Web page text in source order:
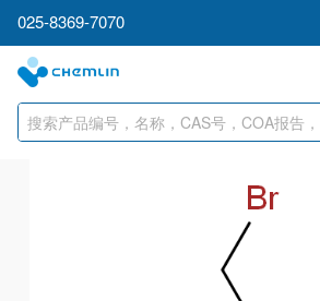
025-8369-7070